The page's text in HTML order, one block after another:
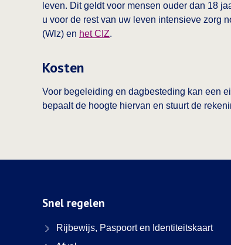
leven. Dit geldt voor mensen ouder dan 18
u voor de rest van uw leven intensieve zorg
(Wlz) en het CIZ.
Kosten
Voor begeleiding en dagbesteding kan een
bepaalt de hoogte hiervan en stuurt de
Snel regelen
Rijbewijs, Paspoort en Identiteitskaart